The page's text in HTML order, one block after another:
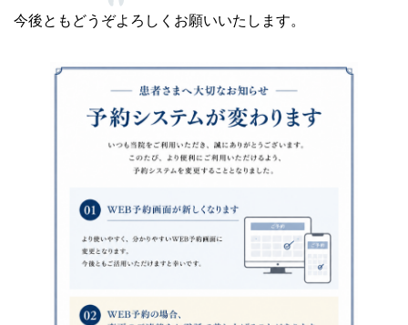
今後ともどうぞよろしくお願いいたします。